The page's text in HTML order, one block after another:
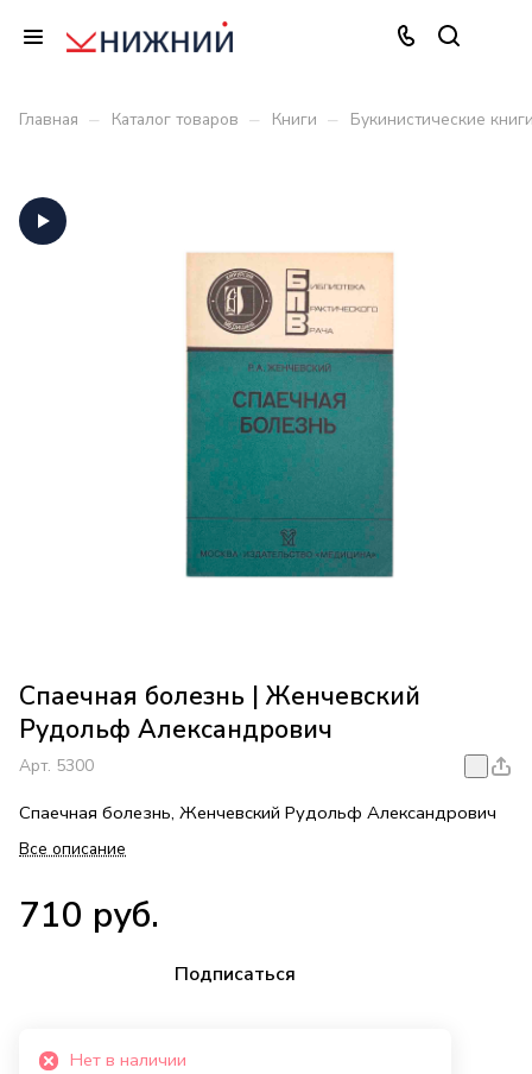
Главная – Каталог товаров – Книги – Букинистические
Спаечная болезнь | Женчевский
Рудольф Александрович
Арт. 5300
Спаечная болезнь, Женчевский Рудольф Александрович
Все описание
710 руб.
Подписаться
Нет в наличии